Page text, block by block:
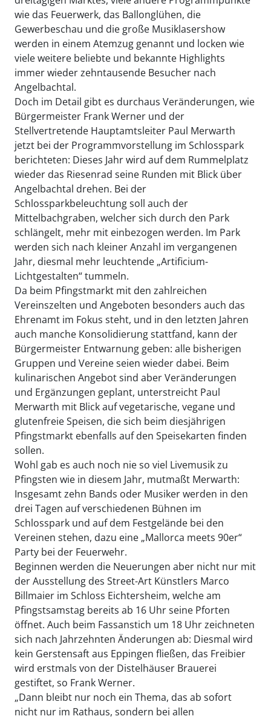
wie das Feuerwerk, das Ballonglühen, die
Gewerbeschau und die große Musiklasershow
werden in einem Atemzug genannt und locken wie
viele weitere beliebte und bekannte Highlights
immer wieder zehntausende Besucher nach
Angelbachtal.
Doch im Detail gibt es durchaus Veränderungen, wie
Bürgermeister Frank Werner und der
Stellvertretende Hauptamtsleiter Paul Merwarth
jetzt bei der Programmvorstellung im Schlosspark
berichteten: Dieses Jahr wird auf dem Rummelplatz
wieder das Riesenrad seine Runden mit Blick über
Angelbachtal drehen. Bei der
Schlossparkbeleuchtung soll auch der
Mittelbachgraben, welcher sich durch den Park
schlängelt, mehr mit einbezogen werden. Im Park
werden sich nach kleiner Anzahl im vergangenen
Jahr, diesmal mehr leuchtende „Artificium-
Lichtgestalten“ tummeln.
Da beim Pfingstmarkt mit den zahlreichen
Vereinszelten und Angeboten besonders auch das
Ehrenamt im Fokus steht, und in den letzten Jahren
auch manche Konsolidierung stattfand, kann der
Bürgermeister Entwarnung geben: alle bisherigen
Gruppen und Vereine seien wieder dabei. Beim
kulinarischen Angebot sind aber Veränderungen
und Ergänzungen geplant, unterstreicht Paul
Merwarth mit Blick auf vegetarische, vegane und
glutenfreie Speisen, die sich beim diesjährigen
Pfingstmarkt ebenfalls auf den Speisekarten finden
sollen.
Wohl gab es auch noch nie so viel Livemusik zu
Pfingsten wie in diesem Jahr, mutmaßt Merwarth:
Insgesamt zehn Bands oder Musiker werden in den
drei Tagen auf verschiedenen Bühnen im
Schlosspark und auf dem Festgelände bei den
Vereinen stehen, dazu eine „Mallorca meets 90er“
Party bei der Feuerwehr.
Beginnen werden die Neuerungen aber nicht nur mit
der Ausstellung des Street-Art Künstlers Marco
Billmaier im Schloss Eichtersheim, welche am
Pfingstsamstag bereits ab 16 Uhr seine Pforten
öffnet. Auch beim Fassanstich um 18 Uhr zeichneten
sich nach Jahrzehnten Änderungen ab: Diesmal wird
kein Gerstensaft aus Eppingen fließen, das Freibier
wird erstmals von der Distelhäuser Brauerei
gestiftet, so Frank Werner.
„Dann bleibt nur noch ein Thema, das ab sofort
nicht nur im Rathaus, sondern bei allen